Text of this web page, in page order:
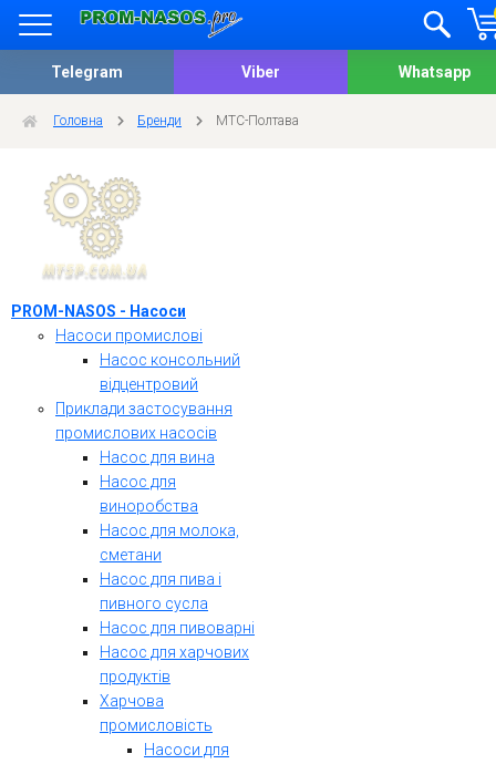
Telegram Viber Whatsapp
Головна Бренди МТС-Полтава
PROM-NASOS - Насоси
Насоси промислові
Насос консольний
відцентровий
Приклади застосування
промислових насосів
Насос для вина
Насос для
виноробства
Насос для молока,
сметани
Насос для пива і
пивного сусла
Насос для пивоварні
Насос для харчових
продуктів
Харчова
промисловість
Насоси для